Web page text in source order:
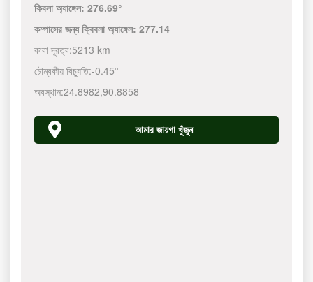
কিবলা অ্যাঙ্গেল:276.69°
কম্পাসের জন্য ক্বিবলা অ্যাঙ্গেল:277.14
কাবা দূরত্ব:5213 km
চৌম্বকীয় বিচ্যুতি:-0.45°
অবস্থান:24.8982,90.8858
আমার জায়গা খুঁজুন